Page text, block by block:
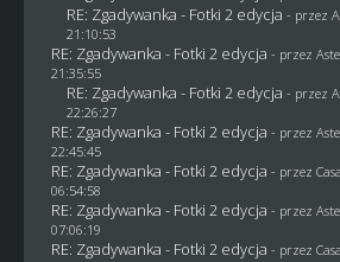
RE: Zgadywanka - Fotki 2 edycja - przez
21:10:53
RE: Zgadywanka - Fotki 2 edycja - przez
21:35:55
RE: Zgadywanka - Fotki 2 edycja - przez
22:26:27
RE: Zgadywanka - Fotki 2 edycja - przez
22:45:45
RE: Zgadywanka - Fotki 2 edycja - przez
06:54:58
RE: Zgadywanka - Fotki 2 edycja - przez
07:06:19
RE: Zgadywanka - Fotki 2 edycja - przez